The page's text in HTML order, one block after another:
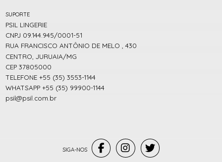
SUPORTE
PSIL LINGERIE
CNPJ 09.144.945/0001-51
RUA FRANCISCO ANTÔNIO DE MELO , 430
CENTRO, JURUAIA/MG
CEP 37805000
TELEFONE +55 (35) 3553-1144
WHATSAPP +55 (35) 99900-1144
psil@psil.com.br